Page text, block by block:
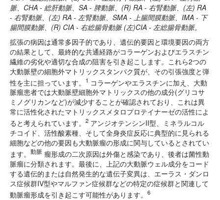
脈、CHA - 総肝動脈、SA - 脾動脈、(R) RA - 右腎動脈、(左) RA
- 右腎動脈、(左) RA - 左腎動脈、SMA - 上腸間膜動脈、IMA - 下
腸間膜動脈、(R) CIA - 右総腸骨動脈 (左)CIA - 左総腸骨動脈。
拡張の病因は通常多因子的であり、遺伝的要因と環境要因の両方
の結果として、最終的な共通経路がコラーゲンおよびエラスチン
繊維の劣化や適切な合成の阻害を引き起こします。これら2つの
大動脈壁の細胞外マトリックスタンパク質が、その引張強度と弾
性を主に担っています。
1 コラーゲンやエラスチンに加え、大動
脈瘤患者では大動脈壁細胞外マトリックスの他の成分(グリコサ
ミノグリカンなど)が減少することが確認されており、これは異
常に活性化されたマトリックスメタロプロテイナーゼの活性によ
ると考えられています。 2 アンジオテンシンII型、ミネラルコル
チコイド、活性酸素種、そして全身炎症反応に典型的に見られる
細胞などの他の要因も大動脈瘤の形成に関与しているとされてい
ます。
動脈 瘤形成の二次原因は外傷と感染であり、後者は菌性動
脈瘤に分類されます。最後に、上記の大動脈ウェル成分をコード
する遺伝的または自然発生的な遺伝子変異は、エーラス・ダンロ
ス症候群IV型やマルファン症候群などの特定の症候群と関連して
動脈瘤形成を引き起こす可能性があります。
6